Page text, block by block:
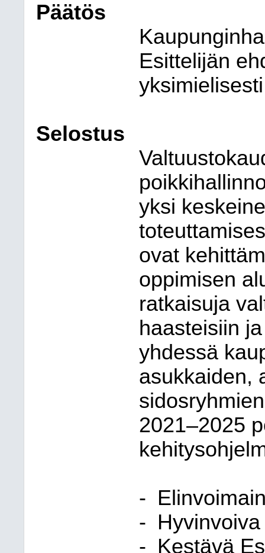
Päätös
Esittelijän
Selostus
yksi
ovat
oppimisen
ratkaisuja
haasteisiin
yhdessä
asukkaiden,
2021–2025
-
-
- Kestävä